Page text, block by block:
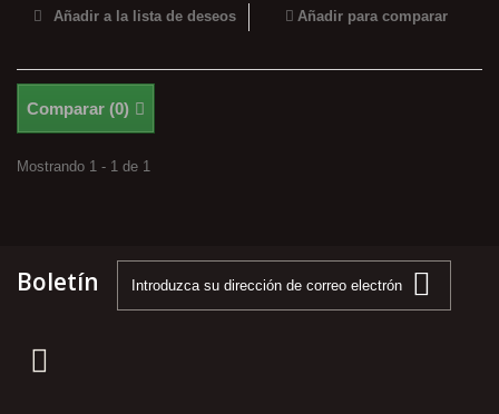
Añadir a la lista de deseos Añadir para comparar
Comparar (0)
Mostrando 1 - 1 de 1
Boletín